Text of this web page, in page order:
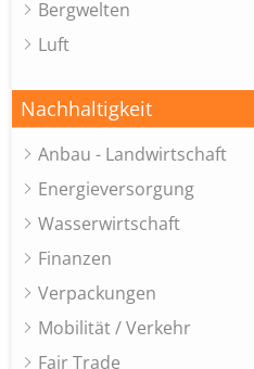
Bergwelten
Luft
Nachhaltigkeit
Anbau - Landwirtschaft
Energieversorgung
Wasserwirtschaft
Finanzen
Verpackungen
Mobilität / Verkehr
Fair Trade